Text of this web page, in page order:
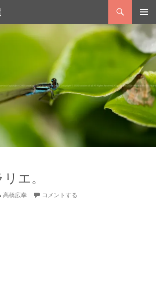
メインメ
ニュー
エ。
高橋広幸 コメントする